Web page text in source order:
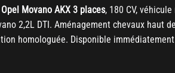
Movano AKX 3 places, 180 CV,
2,2L DTI. Aménagement chevaux haut
homologuée. Disponible